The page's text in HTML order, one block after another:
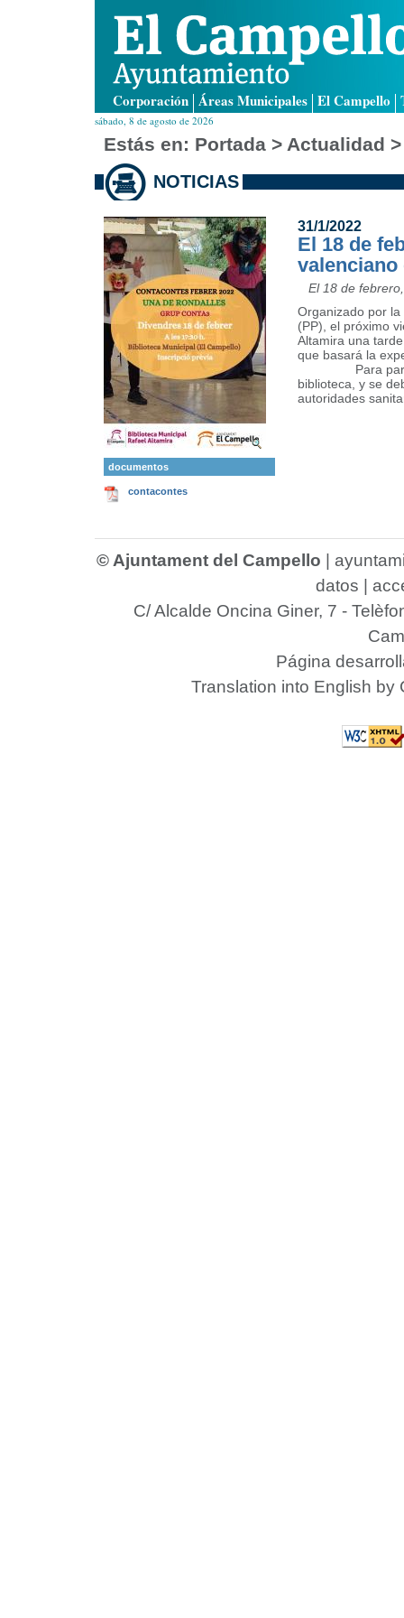
Corporación Áreas Municipales El Campello
sábado, 8 de agosto de 2026
Estás en: Portada > Actualidad
NOTICIAS
documentos
contacontes
31/1/2022
El 18 de
valenciano
El 18 de
Organizado por
(PP), el próximo
Altamira una
que basará la
Para participar
biblioteca, y se
autoridades
© Ajuntament del Campello
datos
C/ Alcalde Oncina Giner, 7 -
Página
Translation into English by